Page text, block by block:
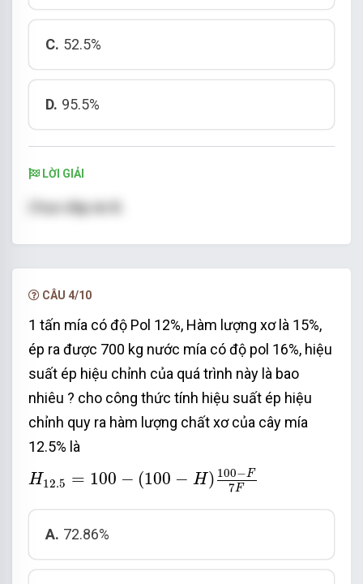
C. 52.5%
D. 95.5%
LỜI GIẢI
Chọn đáp án B.
CÂU 4/10
1 tấn mía có độ Pol 12%, Hàm lượng xơ là 15%,
ép ra được 700 kg nước mía có độ pol 16%, hiệu
suất ép hiệu chỉnh của quá trình này là bao
nhiêu ? cho công thức tính hiệu suất ép hiệu
chỉnh quy ra hàm lượng chất xơ của cây mía
12.5% là
H12.5 = 100 − (100 − H ) 100−F
7F
H12.5 100− 100−H 100 −F7 F
A. 72.86%